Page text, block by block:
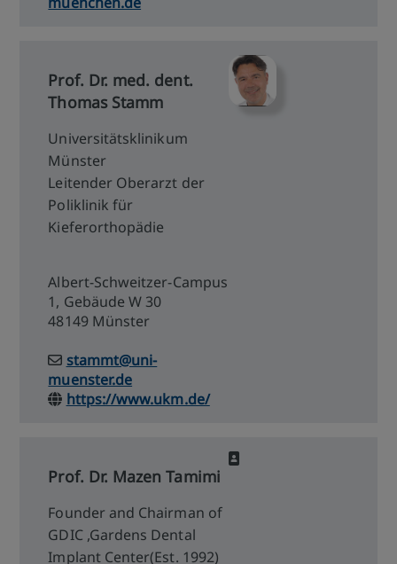
Prof. Dr. med. dent.
Thomas Stamm
Universitätsklinikum
Münster
Leitender Oberarzt der
Poliklinik für
Kieferorthopädie
Albert-Schweitzer-Campus
1, Gebäude W 30
48149 Münster
stammt@uni-
muenster.de
https://www.ukm.de/
Prof. Dr. Mazen Tamimi
Founder and Chairman of
GDIC ,Gardens Dental
Implant Center(Est. 1992)